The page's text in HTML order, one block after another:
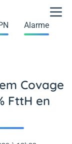
Alarme
Covage
FttH en